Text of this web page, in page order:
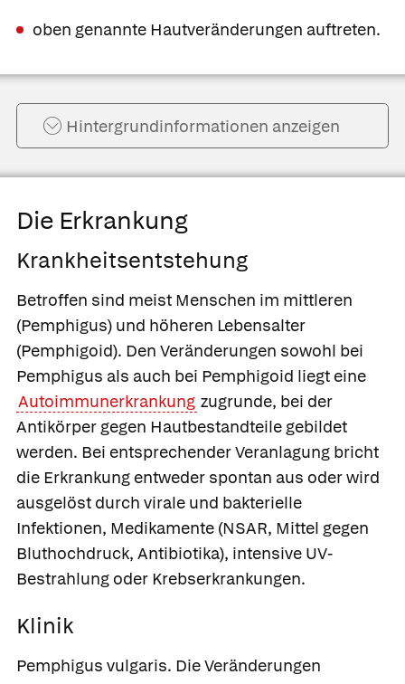
oben genannte Hautveränderungen auftreten.
Hintergrund­informationen anzeigen
Die Erkrankung
Krankheitsentstehung
Betroffen sind meist Menschen im mittleren
(Pemphigus) und höheren Lebensalter
(Pemphigoid). Den Veränderungen sowohl bei
Pemphigus als auch bei Pemphigoid liegt eine
Autoimmunerkrankung zugrunde, bei der
Antikörper gegen Hautbestandteile gebildet
werden. Bei entsprechender Veranlagung bricht
die Erkrankung entweder spontan aus oder wird
ausgelöst durch virale und bakterielle
Infektionen, Medikamente (NSAR, Mittel gegen
Bluthochdruck, Antibiotika), intensive UV-
Bestrahlung oder Krebserkrankungen.
Klinik
Pemphigus vulgaris. Die Veränderungen